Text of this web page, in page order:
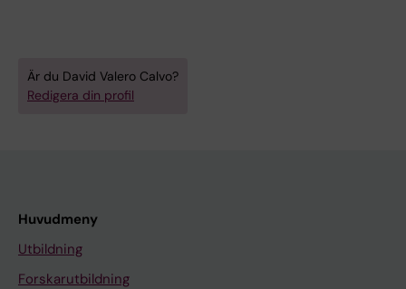
Är du David Valero Calvo?
Redigera din profil
Huvudmeny
Utbildning
Forskarutbildning